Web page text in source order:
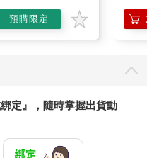
加入購物車